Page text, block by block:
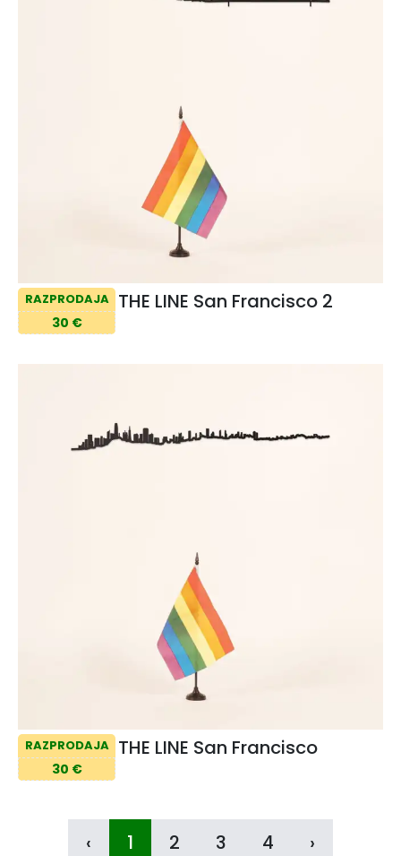
RAZPRODAJA
30 €
THE LINE San Francisco 2
RAZPRODAJA
30 €
THE LINE San Francisco
‹ 1 2 3 4 ›